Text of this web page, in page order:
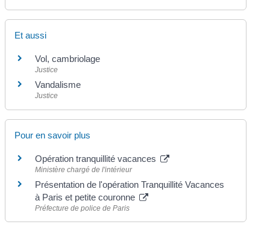
Et aussi
Vol, cambriolage
Justice
Vandalisme
Justice
Pour en savoir plus
Opération tranquillité vacances
Ministère chargé de l'intérieur
Présentation de l'opération Tranquillité Vacances
à Paris et petite couronne
Préfecture de police de Paris